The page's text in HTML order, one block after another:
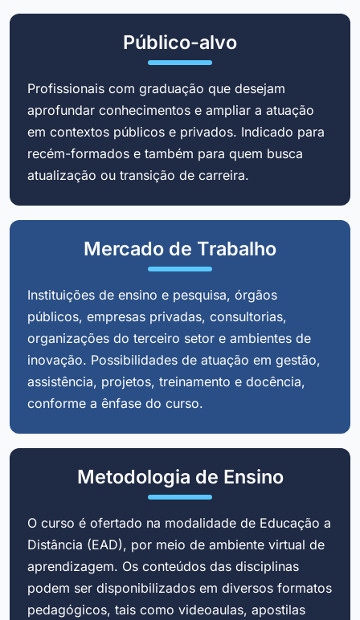
Público-alvo
Profissionais com graduação que desejam
aprofundar conhecimentos e ampliar a atuação
em contextos públicos e privados. Indicado para
recém-formados e também para quem busca
atualização ou transição de carreira.
Mercado de Trabalho
Instituições de ensino e pesquisa, órgãos
públicos, empresas privadas, consultorias,
organizações do terceiro setor e ambientes de
inovação. Possibilidades de atuação em gestão,
assistência, projetos, treinamento e docência,
conforme a ênfase do curso.
Metodologia de Ensino
O curso é ofertado na modalidade de Educação a
Distância (EAD), por meio de ambiente virtual de
aprendizagem. Os conteúdos das disciplinas
podem ser disponibilizados em diversos formatos
pedagógicos, tais como videoaulas, apostilas